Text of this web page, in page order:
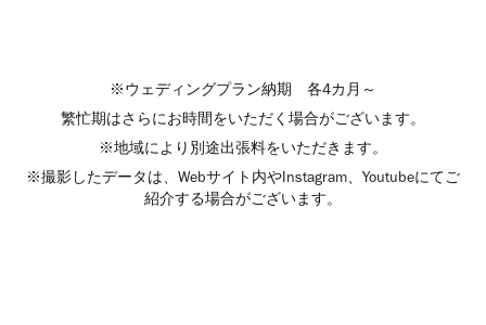
※ウェディングプラン納期 各4カ月～
繁忙期はさらにお時間をいただく場合がございます。
※地域により別途出張料をいただきます。
※撮影したデータは、Webサイト内やInstagram、Youtubeにてご
紹介する場合がございます。